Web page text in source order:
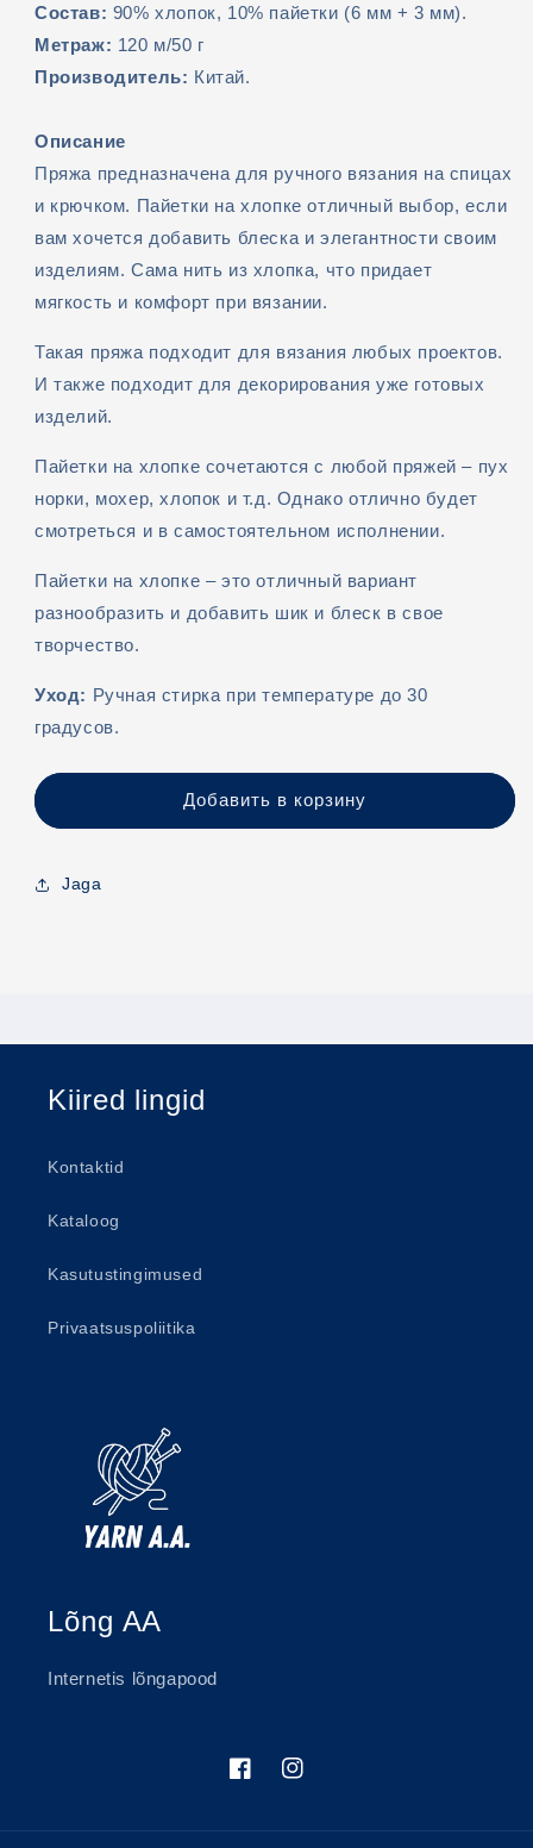
Состав: 90% хлопок, 10% пайетки (6 мм + 3 мм).
Метраж: 120 м/50 г
Производитель: Китай.
Описание
Пряжа предназначена для ручного вязания на спицах
и крючком. Пайетки на хлопке отличный выбор, если
вам хочется добавить блеска и элегантности своим
изделиям. Сама нить из хлопка, что придает
мягкость и комфорт при вязании.
Такая пряжа подходит для вязания любых проектов.
И также подходит для декорирования уже готовых
изделий.
Пайетки на хлопке сочетаются с любой пряжей – пух
норки, мохер, хлопок и т.д. Однако отлично будет
смотреться и в самостоятельном исполнении.
Пайетки на хлопке – это отличный вариант
разнообразить и добавить шик и блеск в свое
творчество.
Уход: Ручная стирка при температуре до 30
градусов.
Добавить в корзину
Jaga
Kiired lingid
Kontaktid
Kataloog
Kasutustingimused
Privaatsuspoliitika
Lõng AA
Internetis lõngapood
FacebookInstagram